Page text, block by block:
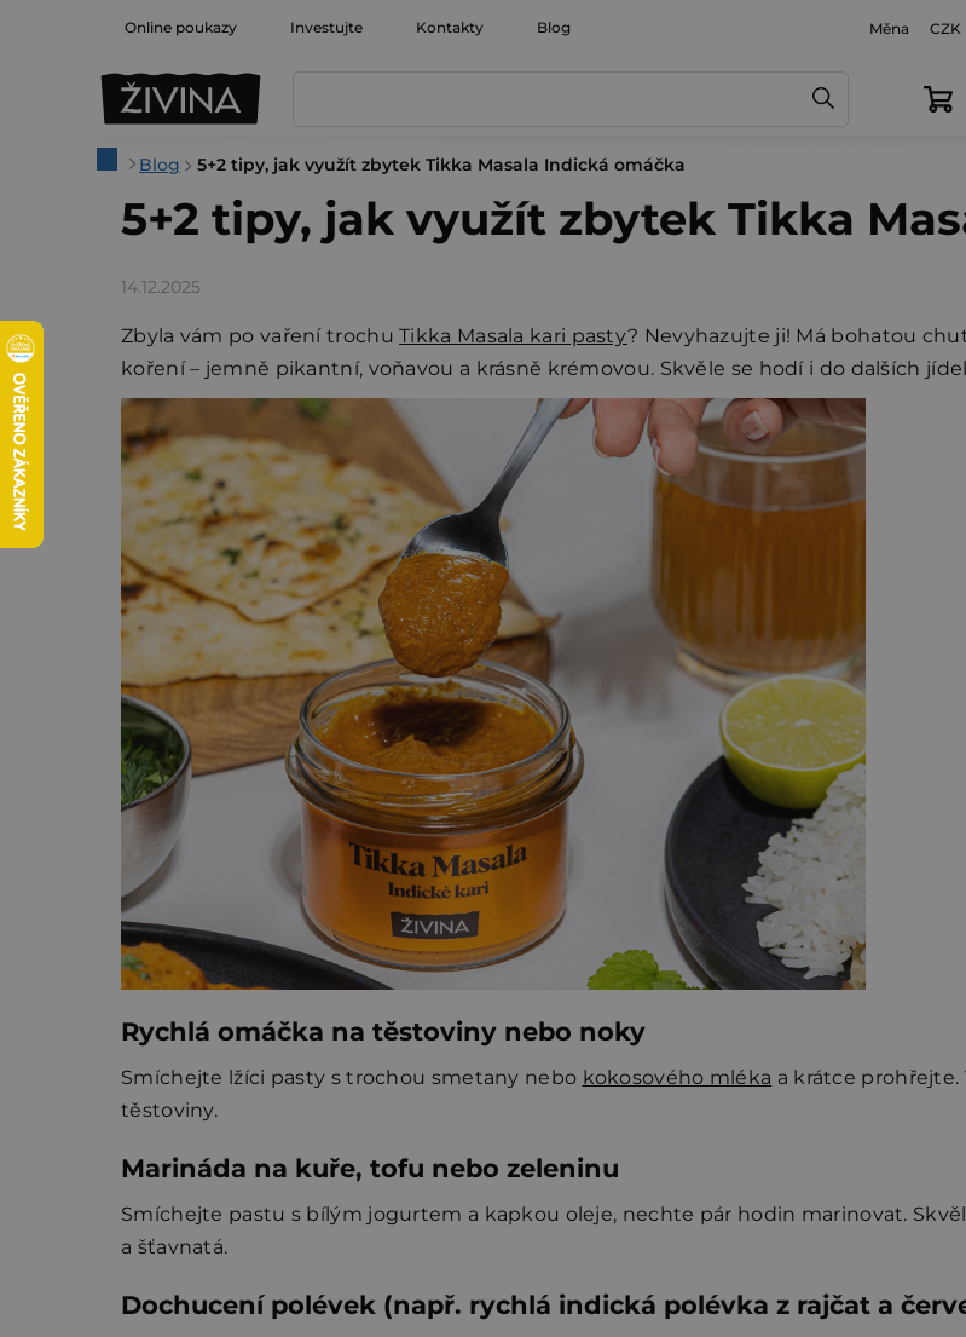
Online poukazy Investujte Kontakty Blog Měna CZK
DomůBlog 5+2 tipy, jak využít zbytek Tikka Masala Indická omáčka
5+2 tipy, jak využít zbytek Tikka
14.12.2025
Zbyla vám po vaření trochuTikka Masala kari pasty? Nevyhazujte ji! Má bohatou
koření – jemně pikantní, voňavou a krásně krémovou. Skvěle se hodí i do dalších
Rychlá omáčka na těstoviny nebo noky
Smíchejte lžíci pasty s trochou smetany nebo kokosového mléka a krátce
těstoviny.
Marináda na kuře, tofu nebo zeleninu
Smíchejte pastu s bílým jogurtem a kapkou oleje, nechte pár hodin marinovat.
a šťavnatá.
Dochucení polévek (např. rychlá indická polévka z rajčat a